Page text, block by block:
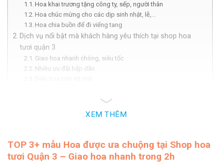
Hoa khai trương tặng công ty, sếp, người thân
Hoa chúc mừng cho các dịp sinh nhật, lễ,…
Hoa chia buồn để đi viếng tang
Dịch vụ nổi bật mà khách hàng yêu thích tại shop hoa
tươi quận 3
Giao hoa nhanh chóng, siêu tốc
Nhiều ưu đãi hấp dẫn
Lợi ích khi khách hàng đặt hoa online quận 3
Shop hoa tươi quận 3 giao được ở đâu?
Giới thiệu các mẫu hoa bán chạy nhất của shop
hoa tươi quận 3
XEM THÊM
TOP 3+ mẫu Hoa được ưa chuộng tại Shop hoa
tươi Quận 3 – Giao hoa nhanh trong 2h
12 phút trước